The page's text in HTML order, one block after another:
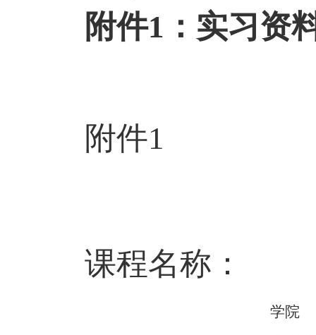
附件1 ：实习资
附件1
课程名称：
学院